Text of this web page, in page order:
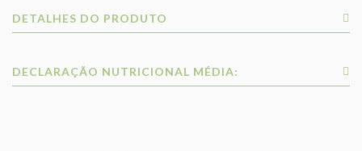
DETALHES DO PRODUTO
DECLARAÇÃO NUTRICIONAL MÉDIA: